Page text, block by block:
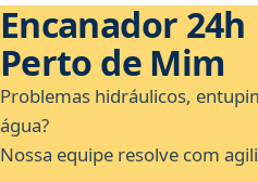
Encanador 24h
Perto de Mim
Problemas hidráulicos,
água?
Nossa equipe resolve com